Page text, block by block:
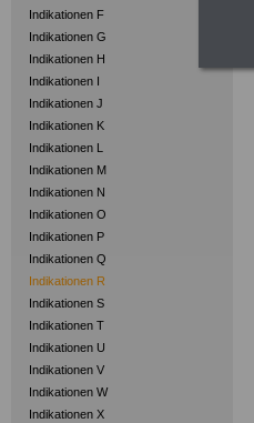
Indikationen F
Indikationen G
Indikationen H
Indikationen I
Indikationen J
Indikationen K
Indikationen L
Indikationen M
Indikationen N
Indikationen O
Indikationen P
Indikationen Q
Indikationen R
Indikationen S
Indikationen T
Indikationen U
Indikationen V
Indikationen W
Indikationen X